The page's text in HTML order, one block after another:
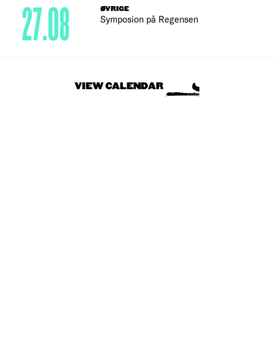
ØVRIGE
Symposion på Regensen
27.08
VIEW CALENDAR